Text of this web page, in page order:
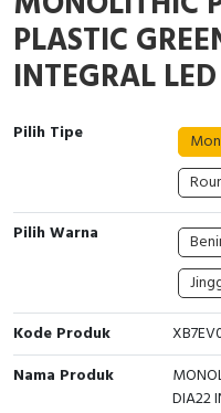
Interactive Flat Panel
Extension Power
Vacuum
EcoStruxure Terminal
Pendant / Crane
Panel Kendali
Selector Iluminasi
Potensiometer
Joystick Controller
Foot Switch
Tower Light
Terminal Block
Engsel / Hinge
Industrial Plug &
Junction Box
Motion Sensors
Accessories
Inverter
FRENIC
Electric Motor
Digistart
Testers
Compact Data Loggers
Field Measuring
PLASTIC
INTEGRAL
Pilih Tipe
Pilih Warna
Kode Produk
Nama Produk
DIA22